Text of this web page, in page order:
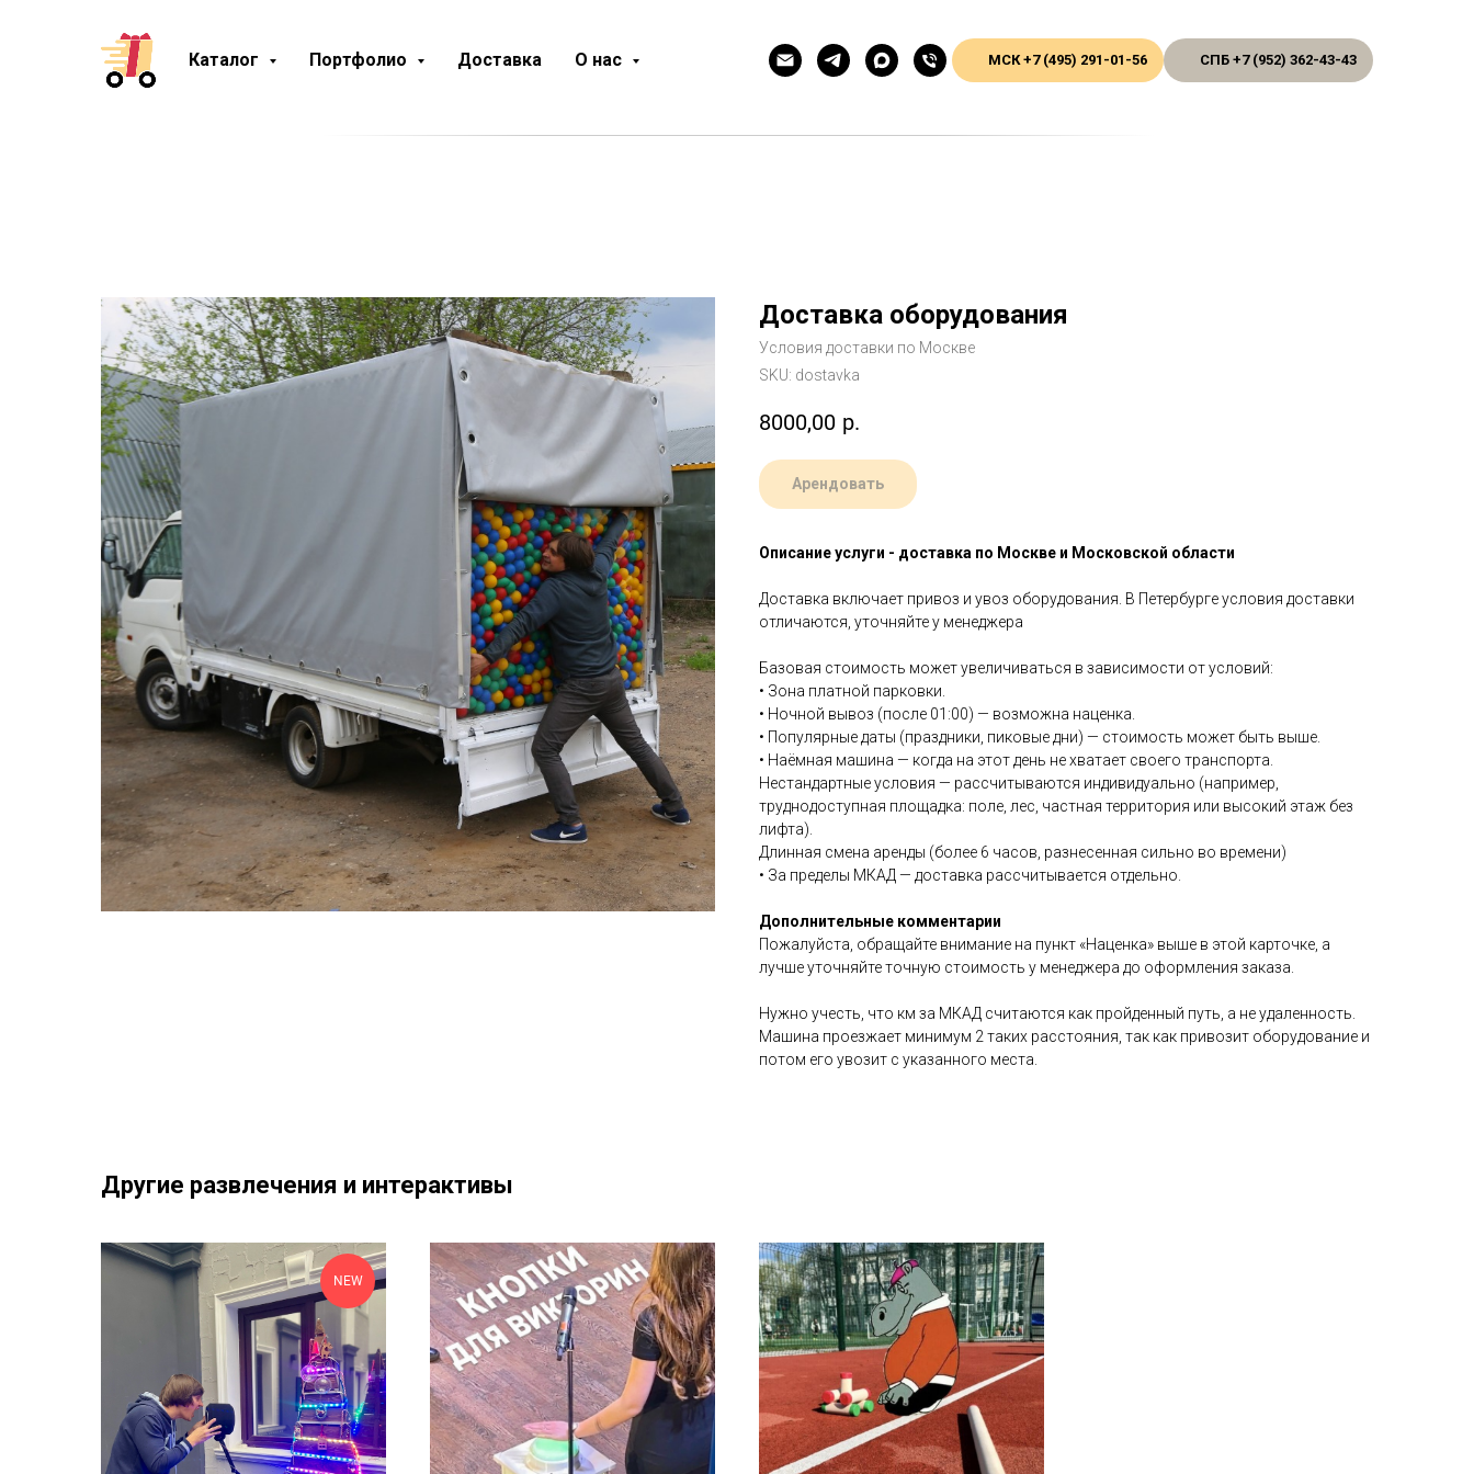
Каталог Портфолио Доставка О нас МСК +7 (495) 291-01-56 СПБ +7 (952) 362-43-43
Доставка оборудования
Условия доставки по Москве
SKU: dostavka
8000,00 р.
Арендовать
Описание услуги - доставка по Москве и Московской области
Доставка включает привоз и увоз оборудования. В Петербурге условия доставки
отличаются, уточняйте у менеджера
Базовая стоимость может увеличиваться в зависимости от условий:
• Зона платной парковки.
• Ночной вывоз (после 01:00) — возможна наценка.
• Популярные даты (праздники, пиковые дни) — стоимость может быть выше.
• Наёмная машина — когда на этот день не хватает своего транспорта.
Нестандартные условия — рассчитываются индивидуально (например,
труднодоступная площадка: поле, лес, частная территория или высокий этаж без
лифта).
Длинная смена аренды (более 6 часов, разнесенная сильно во времени)
• За пределы МКАД — доставка рассчитывается отдельно.
Дополнительные комментарии
Пожалуйста, обращайте внимание на пункт «Наценка» выше в этой карточке, а
лучше уточняйте точную стоимость у менеджера до оформления заказа.
Нужно учесть, что км за МКАД считаются как пройденный путь, а не удаленность.
Машина проезжает минимум 2 таких расстояния, так как привозит оборудование и
потом его увозит с указанного места.
Другие развлечения и интерактивы
NEW